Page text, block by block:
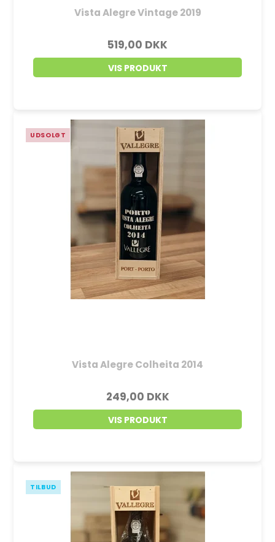
Vista Alegre Vintage 2019
519,00 DKK
VIS PRODUKT
UDSOLGT
Vista Alegre Colheita 2014
249,00 DKK
VIS PRODUKT
TILBUD